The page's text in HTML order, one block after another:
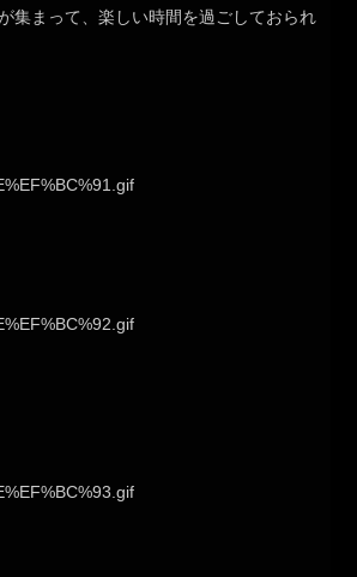
集まって、楽しい時間を過ごしておられ